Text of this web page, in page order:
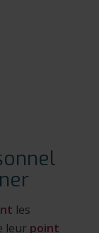
les
leur point